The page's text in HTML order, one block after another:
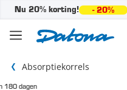
Nu 20% korting! - 20%
Absorptiekorrels